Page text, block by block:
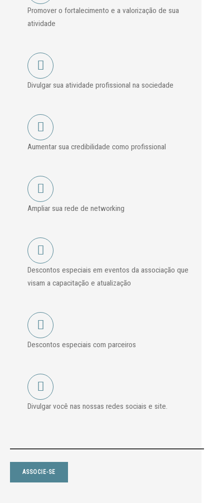
Promover o fortalecimento e a valorização de sua
atividade
Divulgar sua atividade profissional na sociedade
Aumentar sua credibilidade como profissional
Ampliar sua rede de networking
Descontos especiais em eventos da associação que
visam a capacitação e atualização
Descontos especiais com parceiros
Divulgar você nas nossas redes sociais e site.
ASSOCIE-SE